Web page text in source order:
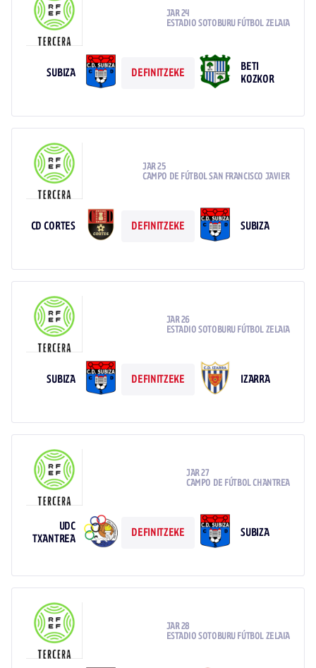
JAR 24
ESTADIO SOTOBURU FÚTBOL ZELAIA
SUBIZA DEFINITZEKE
BETI
KOZKOR
JAR 25
CAMPO DE FÚTBOL SAN FRANCISCO JAVIER
CD CORTES DEFINITZEKE SUBIZA
JAR 26
ESTADIO SOTOBURU FÚTBOL ZELAIA
SUBIZA DEFINITZEKE IZARRA
JAR 27
CAMPO DE FÚTBOL CHANTREA
UDC
TXANTREA
DEFINITZEKE SUBIZA
JAR 28
ESTADIO SOTOBURU FÚTBOL ZELAIA